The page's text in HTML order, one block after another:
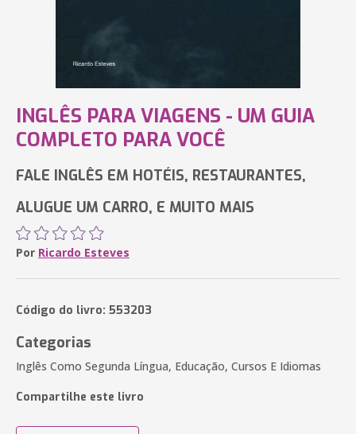
INGLÊS PARA VIAGENS - UM GUIA
COMPLETO PARA VOCÊ
FALE INGLÊS EM HOTÉIS, RESTAURANTES,
ALUGUE UM CARRO, E MUITO MAIS
Por Ricardo Esteves
Código do livro: 553203
Categorias
Inglês Como Segunda Língua, Educação, Cursos E Idiomas
Compartilhe este livro